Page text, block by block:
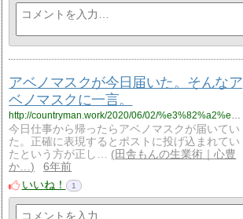
アベノマスクが今日届いた。そんなア
ベノマスクに一言。
http://countryman.work/2020/06/02/%e3%82%a2%e3%83%99%e3%83%8e%e3%83%9e%e3%82%b9%e3%82%af%e3%81%8c%e4%bb%8a%e6%97%a5%e5%b1%8a%e3%81%84%e3%81%9f%e3%80%82%e3%81%9d%e3%82%93%e3%81%aa%e3%82%a2%e3%83%99%e3%83%8e%e3%83%9e%e3%82%b9%e3%82%af/?utm_source=rss&utm_medium=rss&utm_campaign=%25e3%2582%25a2%25e3%2583%2599%25e3%2583%258e%25e3%2583%259e%25e3%2582%25b9%25e3%2582%25af%25e3%2581%258c%25e4%25bb%258a%25e6%2597%25a5%25e5%25b1%258a%25e3%2581%2584%25e3%2581%259f%25e3%2580%2582%25e3%2581%259d%25e3%2582%2593%25e3%2581%25aa%25e3%2582%25a2%25e3%2583%2599%25e3%2583%258e%25e3%2583%259e%25e3%2582%25b9%25e3%2582%25af
今日仕事から帰ったらアベノマスクが届いてい
た。正確に表現するとポストに投げ込まれてい
たという方が正し…
田舎もんの生業術｜心豊
か…
6年前
いいね！
1